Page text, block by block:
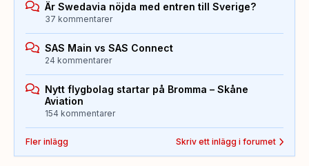
Är Swedavia nöjda med entren till Sverige?
37 kommentarer
SAS Main vs SAS Connect
24 kommentarer
Nytt flygbolag startar på Bromma – Skåne
Aviation
154 kommentarer
Fler inlägg Skriv ett inlägg i forumet